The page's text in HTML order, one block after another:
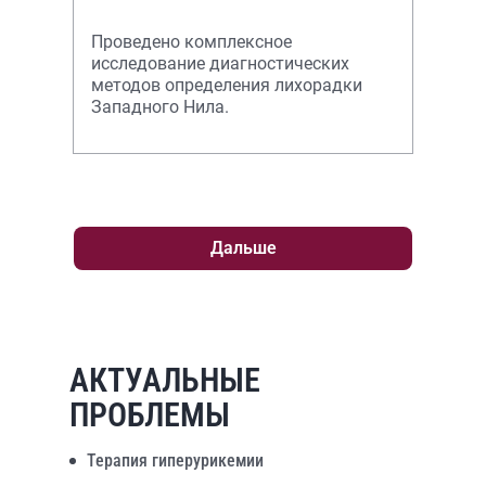
Проведено комплексное
исследование диагностических
методов определения лихорадки
Западного Нила.
Дальше
АКТУАЛЬНЫЕ
ПРОБЛЕМЫ
Терапия гиперурикемии